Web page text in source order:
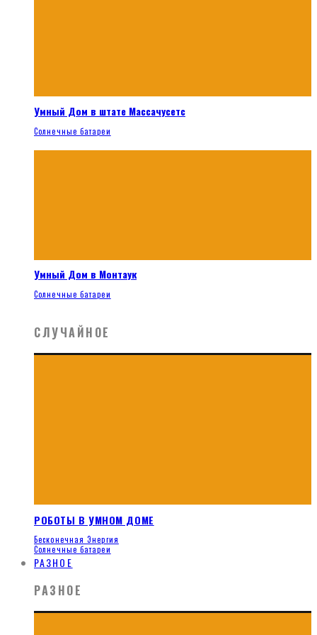
Умный Дом в штате Массачусетс
Солнечные батареи
Умный Дом в Монтаук
Солнечные батареи
СЛУЧАЙНОЕ
РОБОТЫ В УМНОМ ДОМЕ
Бесконечная Энергия
Солнечные батареи
РАЗНОЕ
РАЗНОЕ